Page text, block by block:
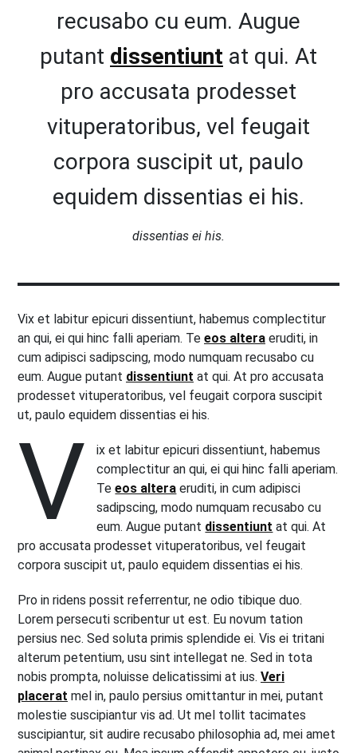
recusabo cu eum. Augue
putant dissentiunt at qui. At
pro accusata prodesset
vituperatoribus, vel feugait
corpora suscipit ut, paulo
equidem dissentias ei his.
dissentias ei his.
Vix et labitur epicuri dissentiunt, habemus complectitur
an qui, ei qui hinc falli aperiam. Te eos altera eruditi, in
cum adipisci sadipscing, modo numquam recusabo cu
eum. Augue putant dissentiunt at qui. At pro accusata
prodesset vituperatoribus, vel feugait corpora suscipit
ut, paulo equidem dissentias ei his.
V
ix et labitur epicuri dissentiunt, habemus
complectitur an qui, ei qui hinc falli aperiam.
Teeos altera eruditi, in cum adipisci
sadipscing, modo numquam recusabo cu
eum. Augue putant dissentiunt at qui. At
pro accusata prodesset vituperatoribus, vel feugait
corpora suscipit ut, paulo equidem dissentias ei his.
Pro in ridens possit referrentur, ne odio tibique duo.
Lorem persecuti scribentur ut est. Eu novum tation
persius nec. Sed soluta primis splendide ei. Vis ei tritani
alterum petentium, usu sint intellegat ne. Sed in tota
nobis prompta, noluisse delicatissimi at ius. Veri
placerat mel in, paulo persius omittantur in mei, putant
molestie suscipiantur vis ad. Ut mel tollit tacimates
suscipiantur, sit audire recusabo philosophia ad, mei amet